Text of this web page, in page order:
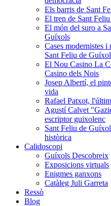
Els barris de Sant
El tren de Sant
El món del suro a
Guíxols
Cases modernistes i
Sant Feliu de
El Nou Casino La
Casino dels Nois
Josep Albertí, el
vida
Rafael Patxot,
Agustí Calvet
escriptor guixolenc
Sant Feliu de
històrica
Calidoscopi
Guíxols Descobreix
Exposicions virtuals
Enigmes ganxons
Catàleg Juli Garreta
Ressò
Blog